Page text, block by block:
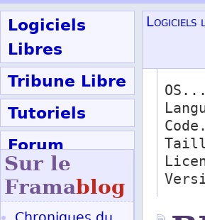
Logiciels
Libres
Tribune Libre
Tutoriels
Forum
Participer
Logiciels
Sur le
Framablog